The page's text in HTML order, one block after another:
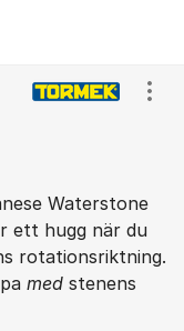
Waterstone
ett hugg när du
rotationsriktning.
med stenens